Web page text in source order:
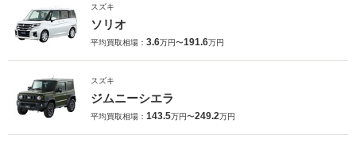
スズキ
ソリオ
平均買取相場： 3.6万円〜191.6万円
スズキ
ジムニーシエラ
平均買取相場： 143.5万円〜249.2万円